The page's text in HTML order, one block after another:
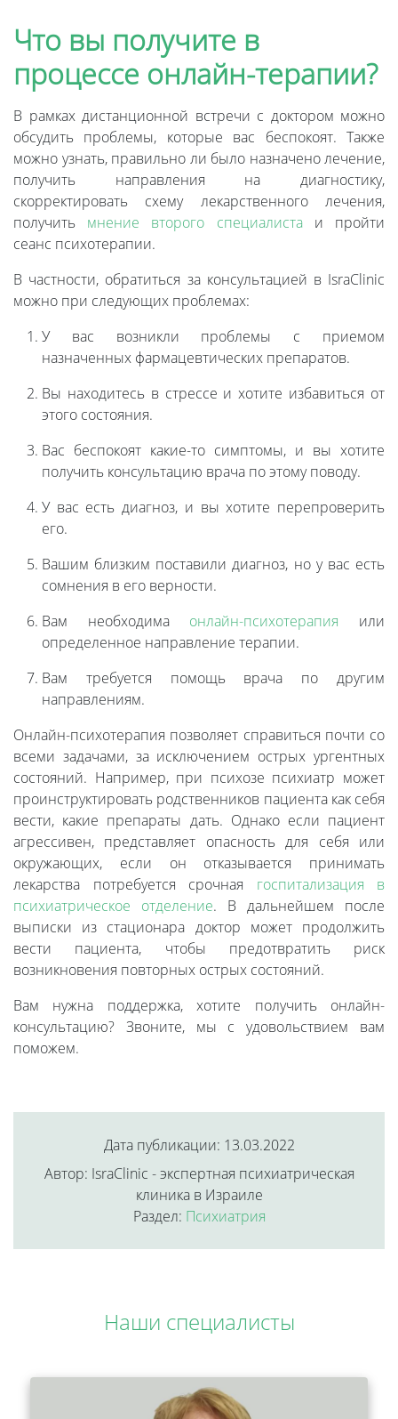
Что вы получите в
процессе онлайн-терапии?
В рамках дистанционной встречи с доктором можно
обсудить проблемы, которые вас беспокоят. Также
можно узнать, правильно ли было назначено лечение,
получить направления на диагностику,
скорректировать схему лекарственного лечения,
получить мнение второго специалистаи пройти
сеанс психотерапии.
В частности, обратиться за консультацией в IsraClinic
можно при следующих проблемах:
У вас возникли проблемы с приемом
назначенных фармацевтических препаратов.
Вы находитесь в стрессе и хотите избавиться от
этого состояния.
Вас беспокоят какие-то симптомы, и вы хотите
получить консультацию врача по этому поводу.
У вас есть диагноз, и вы хотите перепроверить
его.
Вашим близким поставили диагноз, но у вас есть
сомнения в его верности.
Вам необходима онлайн-психотерапия или
определенное направление терапии.
Вам требуется помощь врача по другим
направлениям.
Онлайн-психотерапия позволяет справиться почти со
всеми задачами, за исключением острых ургентных
состояний. Например, при психозе психиатр может
проинструктировать родственников пациента как себя
вести, какие препараты дать. Однако если пациент
агрессивен, представляет опасность для себя или
окружающих, если он отказывается принимать
лекарства потребуется срочная госпитализация в
психиатрическое отделение. В дальнейшем после
выписки из стационара доктор может продолжить
вести пациента, чтобы предотвратить риск
возникновения повторных острых состояний.
Вам нужна поддержка, хотите получить онлайн-
консультацию? Звоните, мы с удовольствием вам
поможем.
Дата публикации: 13.03.2022
Автор: IsraClinic - экспертная психиатрическая
клиника в Израиле
Раздел: Психиатрия
Наши специалисты